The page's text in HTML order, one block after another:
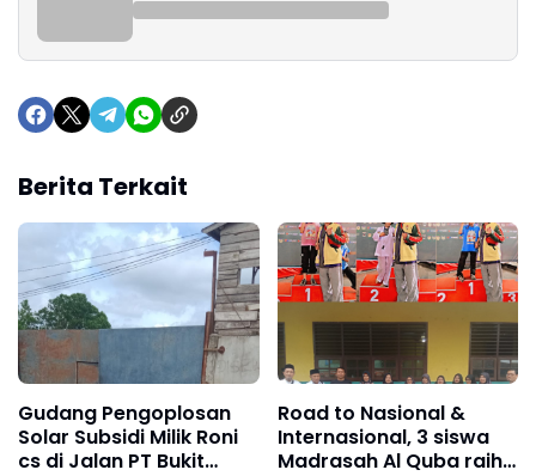
Berita Terkait
Gudang Pengoplosan
Solar Subsidi Milik Roni
cs di Jalan PT Bukit
Road to Nasional &
Internasional, 3 siswa
Madrasah Al Quba raih